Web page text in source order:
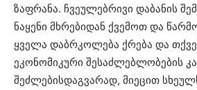
ზაფრანა. ჩვეულებრივი დაბანის
ნაყენი მხრებიდან ქვემოთ და
ყველა დაბრკოლება ქრება და
ეკონომიკური შესაძლებლობების
შეძლებისდაგვარად, მიეცით